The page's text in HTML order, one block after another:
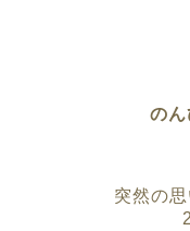
の
突然の